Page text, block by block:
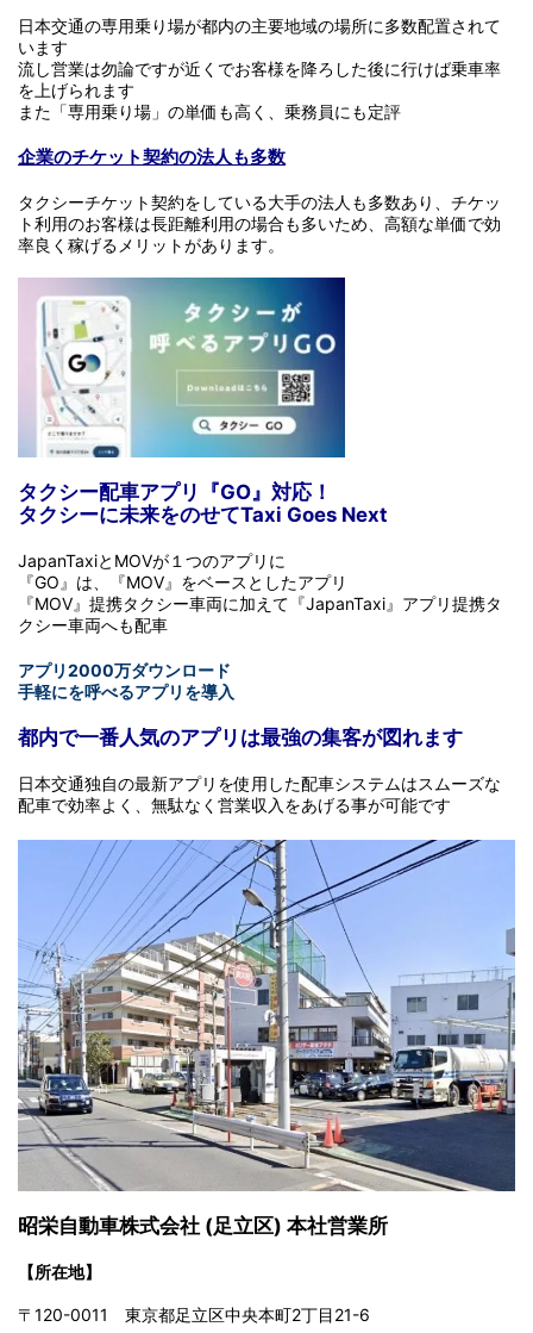
日本交通の専用乗り場が都内の主要地域の場所に多数配置されて
います
流し営業は勿論ですが近くでお客様を降ろした後に行けば乗車率
を上げられます
また「専用乗り場」の単価も高く、乗務員にも定評
企業のチケット契約の法人も多数
タクシーチケット契約をしている大手の法人も多数あり、チケッ
ト利用のお客様は長距離利用の場合も多いため、高額な単価で効
率良く稼げるメリットがあります。
タクシー配車アプリ『GO』対応！
タクシーに未来をのせてTaxi Goes Next
JapanTaxiとMOVが１つのアプリに
『GO』は、『MOV』をベースとしたアプリ
『MOV』提携タクシー車両に加えて『JapanTaxi』アプリ提携タ
クシー車両へも配車
アプリ2000万ダウンロード
手軽にを呼べるアプリを導入
都内で一番人気のアプリは最強の集客が図れます
日本交通独自の最新アプリを使用した配車システムはスムーズな
配車で効率よく、無駄なく営業収入をあげる事が可能です
昭栄自動車株式会社 (足立区) 本社営業所
【所在地】
〒120-0011 東京都足立区中央本町2丁目21-6